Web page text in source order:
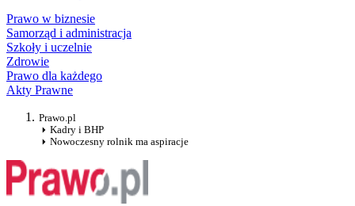
Prawo w biznesie
Samorząd i administracja
Szkoły i uczelnie
Zdrowie
Prawo dla każdego
Akty Prawne
Prawo.pl
Kadry i BHP
Nowoczesny rolnik ma aspiracje